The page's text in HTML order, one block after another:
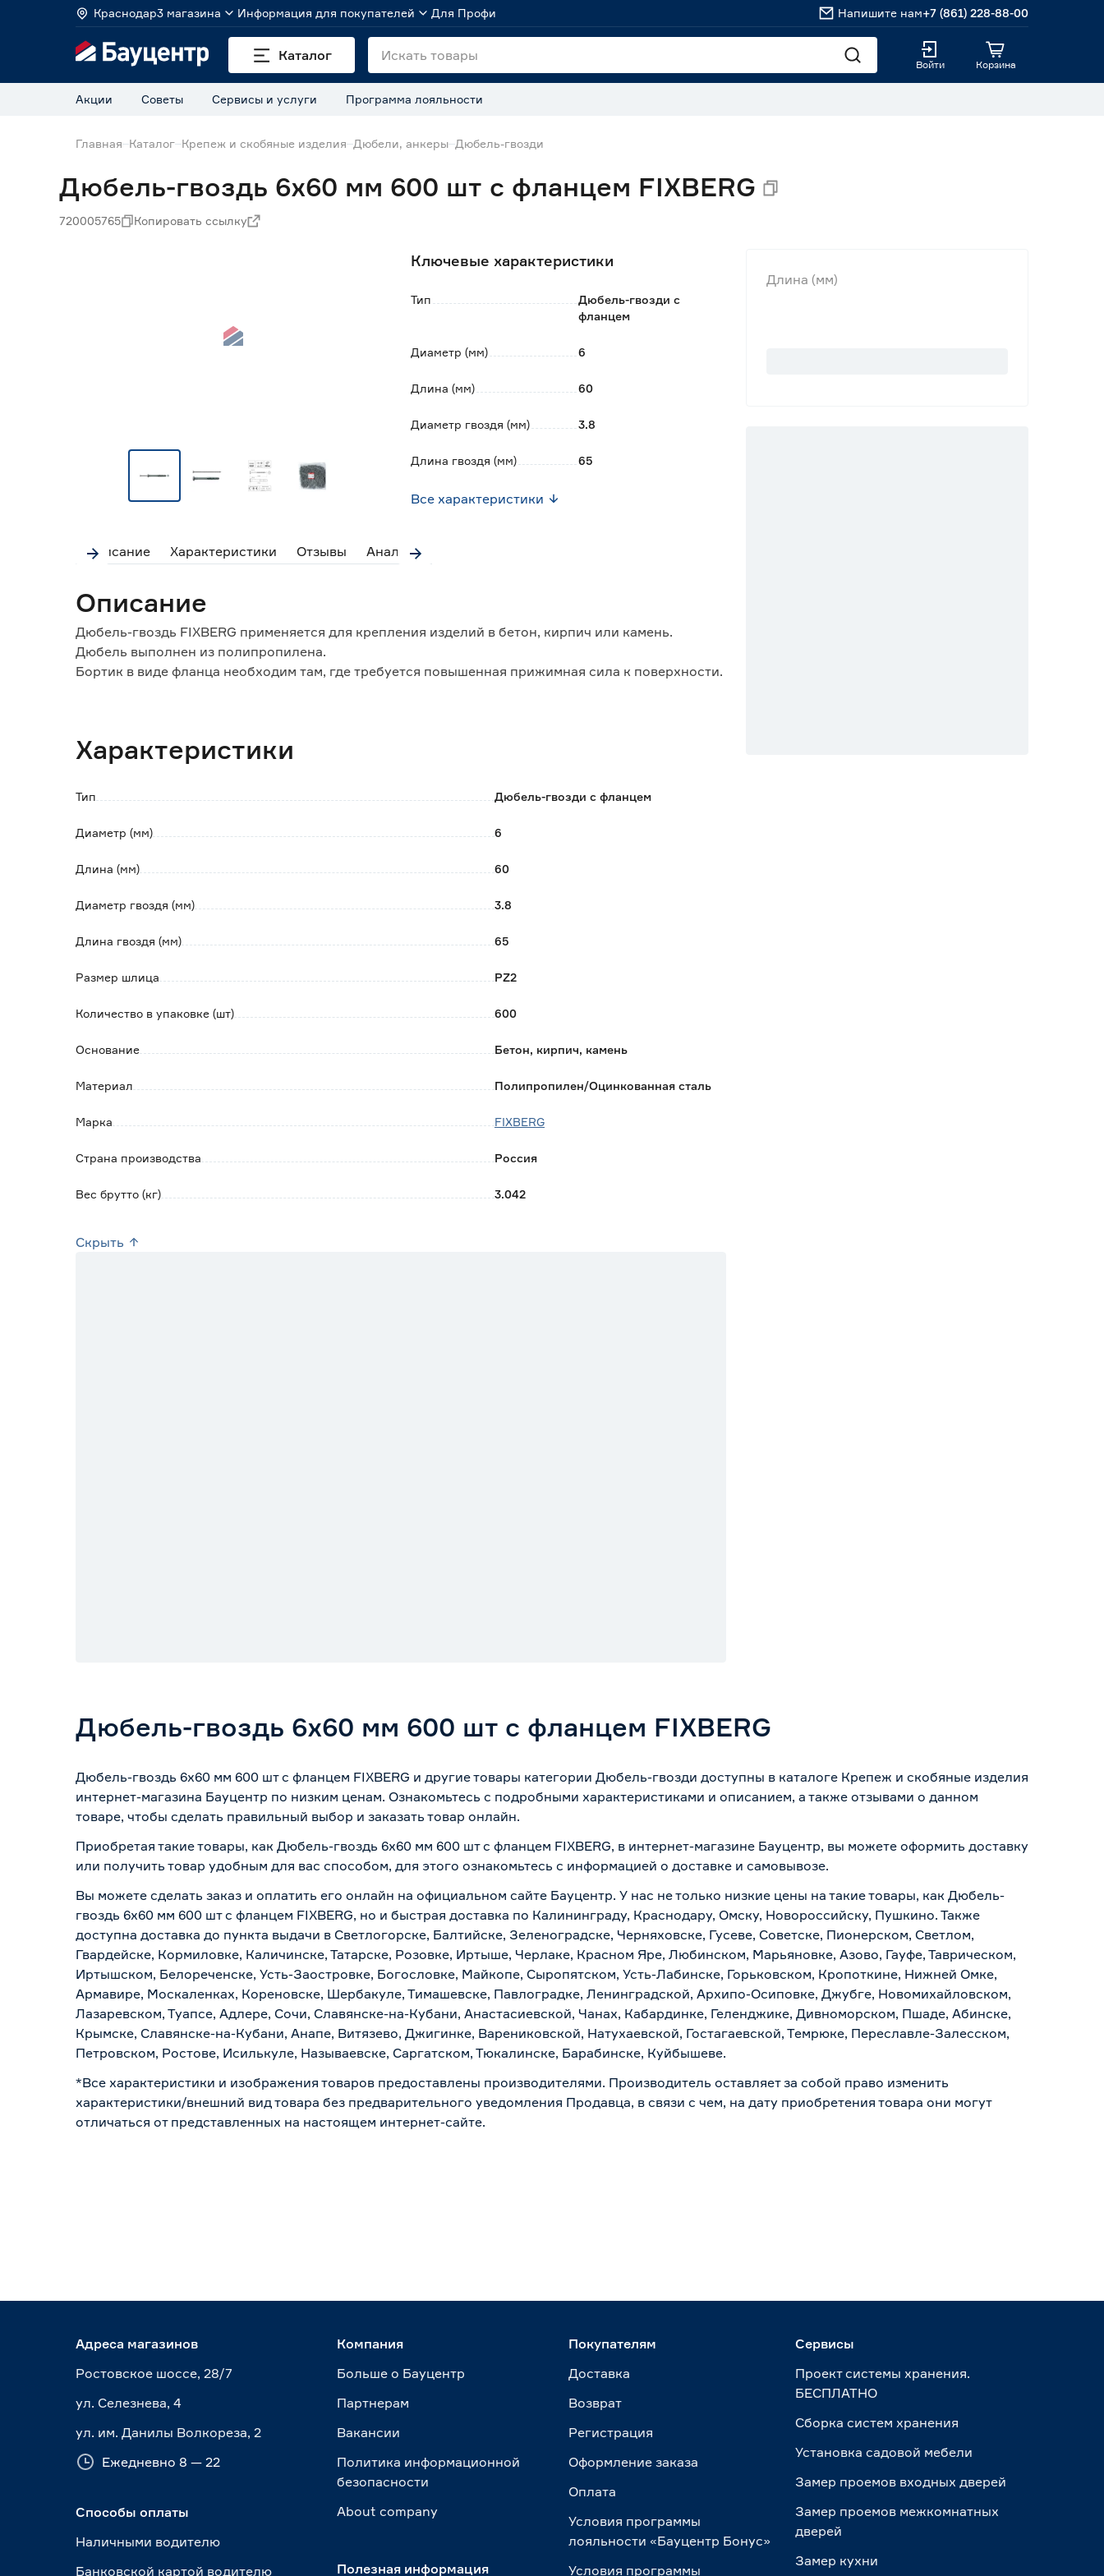
Краснодар3 магазина Информация для покупателей Для Профи Напишите нам+7 (861) 228-88-00
Каталог
Войти Корзина
Акции Советы Сервисы и услуги Программа лояльности
Главная Каталог Крепеж и скобяные изделия Дюбели, анкеры Дюбель-гвозди
Дюбель-гвоздь 6х60 мм 600 шт с фланцем FIXBERG
720005765 Копировать ссылку
Ключевые характеристики
Тип
Дюбель-гвозди с
фланцем
Диаметр (мм) 6
Длина (мм) 60
Диаметр гвоздя (мм) 3.8
Длина гвоздя (мм) 65
Все характеристики
Описание Характеристики Отзывы Аналоги
Описание
Дюбель-гвоздь FIXBERG применяется для крепления изделий в бетон, кирпич или камень.
Дюбель выполнен из полипропилена.
Бортик в виде фланца необходим там, где требуется повышенная прижимная сила к поверхности.
Изделие устанавливается в просверленное отверстие, при забивании гвоздя происходит
подголовником под шляпкой и без.
товара на складе.
Характеристики
Тип Дюбель-гвозди с фланцем
Диаметр (мм) 6
Длина (мм) 60
Диаметр гвоздя (мм) 3.8
Длина гвоздя (мм) 65
Размер шлица PZ2
Количество в упаковке (шт) 600
Основание Бетон, кирпич, камень
Материал Полипропилен/Оцинкованная сталь
Марка FIXBERG
Страна производства Россия
Вес брутто (кг) 3.042
Скрыть
Длина (мм)
Дюбель-гвоздь 6х60 мм 600 шт с фланцем FIXBERG
Дюбель-гвоздь 6х60 мм 600 шт с фланцем FIXBERG и другие товары категории Дюбель-гвозди доступны в каталоге Крепеж и скобяные изделия
интернет-магазина Бауцентр по низким ценам. Ознакомьтесь с подробными характеристиками и описанием, а также отзывами о данном
товаре, чтобы сделать правильный выбор и заказать товар онлайн.
Приобретая такие товары, как Дюбель-гвоздь 6х60 мм 600 шт с фланцем FIXBERG, в интернет-магазине Бауцентр, вы можете оформить доставку
или получить товар удобным для вас способом, для этого ознакомьтесь с информацией о доставке и самовывозе.
Вы можете сделать заказ и оплатить его онлайн на официальном сайте Бауцентр. У нас не только низкие цены на такие товары, как Дюбель-
гвоздь 6х60 мм 600 шт с фланцем FIXBERG, но и быстрая доставка по Калининграду, Краснодару, Омску, Новороссийску, Пушкино. Также
доступна доставка до пункта выдачи в Светлогорске, Балтийске, Зеленоградске, Черняховске, Гусеве, Советске, Пионерском, Светлом,
Гвардейске, Кормиловке, Каличинске, Татарске, Розовке, Иртыше, Черлаке, Красном Яре, Любинском, Марьяновке, Азово, Гауфе, Таврическом,
Иртышском, Белореченске, Усть-Заостровке, Богословке, Майкопе, Сыропятском, Усть-Лабинске, Горьковском, Кропоткине, Нижней Омке,
Армавире, Москаленках, Кореновске, Шербакуле, Тимашевске, Павлоградке, Ленинградской, Архипо-Осиповке, Джубге, Новомихайловском,
Лазаревском, Туапсе, Адлере, Сочи, Славянске-на-Кубани, Анастасиевской, Чанах, Кабардинке, Геленджике, Дивноморском, Пшаде, Абинске,
Крымске, Славянске-на-Кубани, Анапе, Витязево, Джигинке, Варениковской, Натухаевской, Гостагаевской, Темрюке, Переславле-Залесском,
Петровском, Ростове, Исилькуле, Называевске, Саргатском, Тюкалинске, Барабинске, Куйбышеве.
*Все характеристики и изображения товаров предоставлены производителями. Производитель оставляет за собой право изменить
характеристики/внешний вид товара без предварительного уведомления Продавца, в связи с чем, на дату приобретения товара они могут
отличаться от представленных на настоящем интернет-сайте.
Адреса магазинов
Ростовское шоссе, 28/7
ул. Селезнева, 4
ул. им. Данилы Волкореза, 2
Ежедневно 8 — 22
Способы оплаты
Наличными водителю
Банковской картой водителю
Компания
Больше о Бауцентр
Партнерам
Вакансии
Политика информационной
безопасности
About сompany
Полезная информация
Покупателям
Доставка
Возврат
Регистрация
Оформление заказа
Оплата
Условия программы
лояльности «Бауцентр Бонус»
Условия программы
Сервисы
Проект системы хранения.
БЕСПЛАТНО
Сборка систем хранения
Установка садовой мебели
Замер проемов входных дверей
Замер проемов межкомнатных
дверей
Замер кухни